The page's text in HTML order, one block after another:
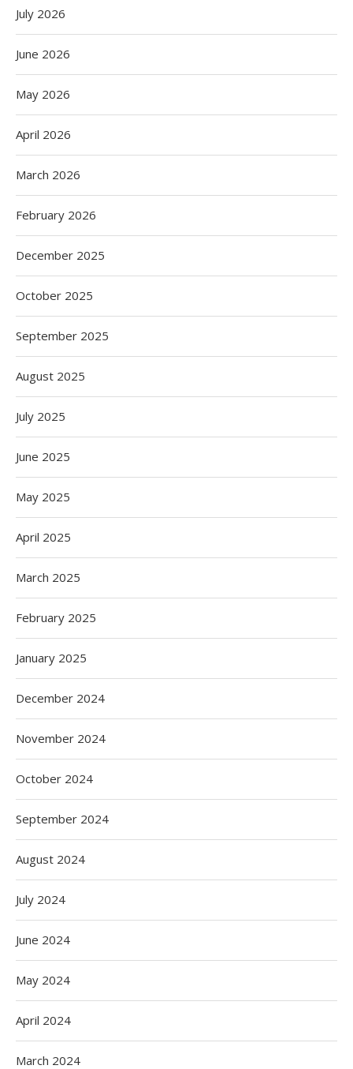
July 2026
June 2026
May 2026
April 2026
March 2026
February 2026
December 2025
October 2025
September 2025
August 2025
July 2025
June 2025
May 2025
April 2025
March 2025
February 2025
January 2025
December 2024
November 2024
October 2024
September 2024
August 2024
July 2024
June 2024
May 2024
April 2024
March 2024